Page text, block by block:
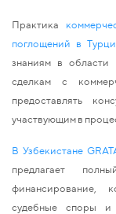
Практика
поглощений в
знаниям в области
сделкам с
предоставлять
участвующим в
В Узбекистане
предлагает
финансирование,
судебные споры и